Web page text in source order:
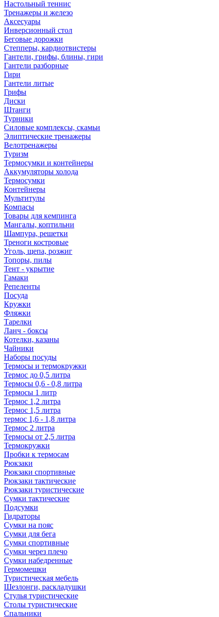
Настольный теннис
Тренажеры и железо
Аксесуары
Инверсионный стол
Беговые дорожки
Степперы, кардиотвистеры
Гантели, грифы, блины, гири
Гантели разборные
Гири
Гантели литые
Грифы
Диски
Штанги
Турники
Силовые комплексы, скамьи
Элиптические тренажеры
Велотренажеры
Туризм
Термосумки и контейнеры
Аккумуляторы холода
Термосумки
Контейнеры
Мультитулы
Компасы
Товары для кемпинга
Мангалы, коптильни
Шампура, решетки
Треноги костровые
Уголь, щепа, розжиг
Топоры, пилы
Тент - укрытие
Гамаки
Репеленты
Посуда
Кружки
Фляжки
Тарелки
Ланч - боксы
Котелки, казаны
Чайники
Наборы посуды
Термосы и термокружки
Термос до 0,5 литра
Термосы 0,6 - 0,8 литра
Термосы 1 литр
Термос 1,2 литра
Термос 1,5 литра
термос 1,6 - 1,8 литра
Термос 2 литра
Термосы от 2,5 литра
Термокружки
Пробки к термосам
Рюкзаки
Рюкзаки спортивные
Рюкзаки тактические
Рюкзаки туристические
Сумки тактические
Подсумки
Гидраторы
Сумки на пояс
Сумки для бега
Сумки спортивные
Сумки через плечо
Сумки набедренные
Гермомешки
Туристическая мебель
Шезлонги, раскладушки
Стулья туристические
Столы туристические
Спальники